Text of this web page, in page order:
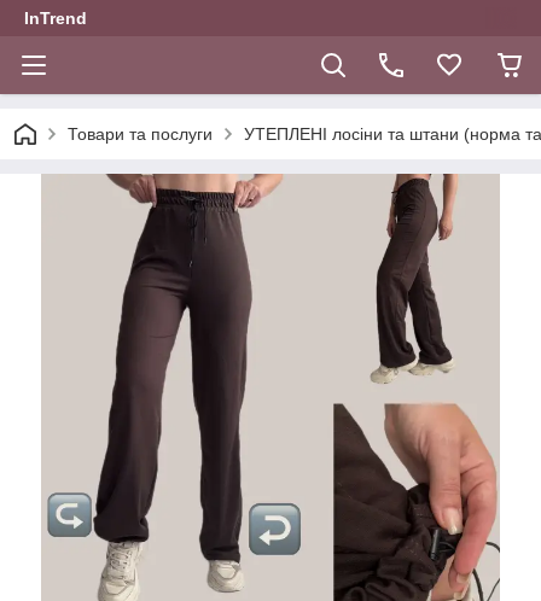
InTrend
Товари та послуги УТЕПЛЕНІ лосіни та штани (норма